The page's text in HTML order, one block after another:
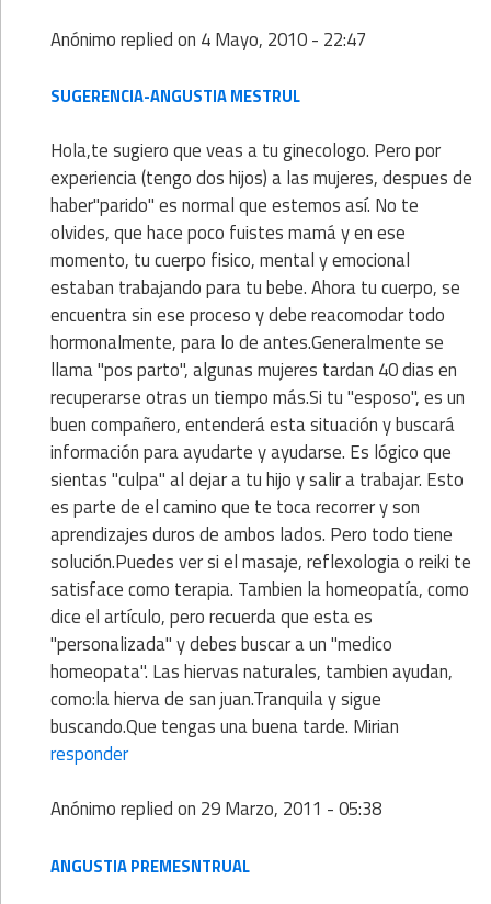
Anónimoreplied on 4 Mayo, 2010 - 22:47
SUGERENCIA-ANGUSTIA MESTRUL
Hola,te sugiero que veas a tu ginecologo. Pero por
experiencia (tengo dos hijos) a las mujeres, despues de
haber"parido" es normal que estemos así. No te
olvides, que hace poco fuistes mamá y en ese
momento, tu cuerpo fisico, mental y emocional
estaban trabajando para tu bebe. Ahora tu cuerpo, se
encuentra sin ese proceso y debe reacomodar todo
hormonalmente, para lo de antes.Generalmente se
llama "pos parto", algunas mujeres tardan 40 dias en
recuperarse otras un tiempo más.Si tu "esposo", es un
buen compañero, entenderá esta situación y buscará
información para ayudarte y ayudarse. Es lógico que
sientas "culpa" al dejar a tu hijo y salir a trabajar. Esto
es parte de el camino que te toca recorrer y son
aprendizajes duros de ambos lados. Pero todo tiene
solución.Puedes ver si el masaje, reflexologia o reiki te
satisface como terapia. Tambien la homeopatía, como
dice el artículo, pero recuerda que esta es
"personalizada" y debes buscar a un "medico
homeopata". Las hiervas naturales, tambien ayudan,
como:la hierva de san juan.Tranquila y sigue
buscando.Que tengas una buena tarde. Mirian
responder
Anónimoreplied on 29 Marzo, 2011 - 05:38
ANGUSTIA PREMESNTRUAL